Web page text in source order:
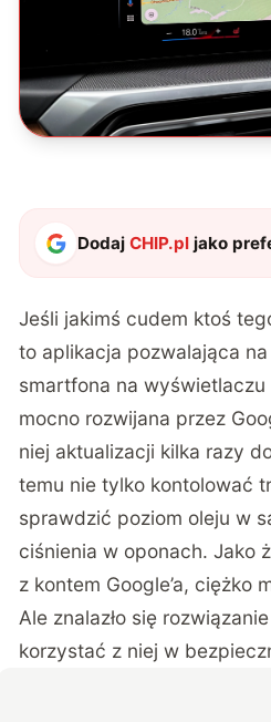
DodajCHIP.pl jako
Jeśli jakimś cudem ktoś
to aplikacja pozwalająca
smartfona na
mocno rozwijana przez
niej aktualizacji kilka razy
temu nie tylko kontolować
sprawdzić poziom oleju w
ciśnienia w oponach. Jako
z kontem Google’a, ciężko
Ale znalazło się
korzystać z niej w